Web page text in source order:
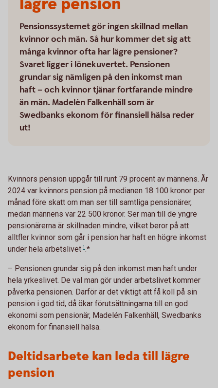
Pensionssystemet gör ingen skillnad mellan
kvinnor och män. Så hur kommer det sig att
många kvinnor ofta har lägre pensioner?
Svaret ligger i lönekuvertet. Pensionen
grundar sig nämligen på den inkomst man
haft – och kvinnor tjänar fortfarande mindre
än män. Madelén Falkenhäll som är
Swedbanks ekonom för finansiell hälsa reder
ut!
Kvinnors pension uppgår till runt 79 procent av männens. År
2024 var kvinnors pension på medianen 18 100 kronor per
månad före skatt om man ser till samtliga pensionärer,
medan männens var 22 500 kronor. Ser man till de yngre
pensionärerna är skillnaden mindre, vilket beror på att
alltfler kvinnor som går i pension har haft en högre inkomst
under hela arbetslivet 1.*
– Pensionen grundar sig på den inkomst man haft under
hela yrkeslivet. De val man gör under arbetslivet kommer
påverka pensionen. Därför är det viktigt att få koll på sin
pension i god tid, då ökar förutsättningarna till en god
ekonomi som pensionär, Madelén Falkenhäll, Swedbanks
ekonom för finansiell hälsa.
Deltidsarbete kan leda till lägre
pension